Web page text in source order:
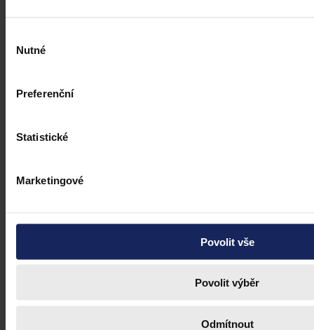
souhlasu
Nutné
Preferenční
Statistické
Marketingové
Povolit vše
Povolit výběr
Odmítnout